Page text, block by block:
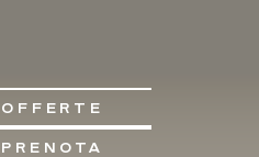
OFFERTE
PRENOTA